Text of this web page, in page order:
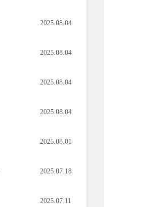
2025.08.04
2025.08.04
2025.08.04
2025.08.04
2025.08.01
2025.07.18
2025.07.11